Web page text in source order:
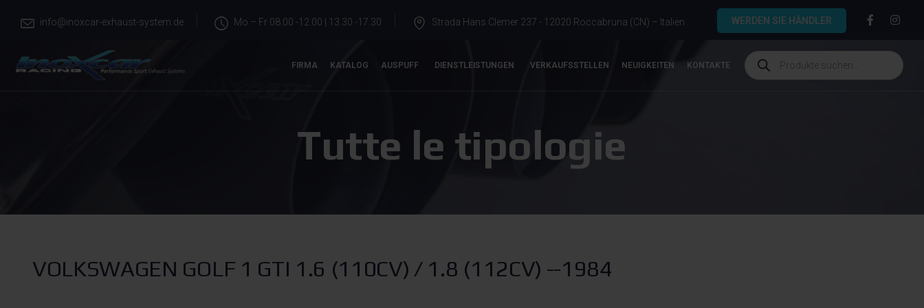
info@inoxcar-exhaust-system.de Mo – Fr 08.00 -12.00 | 13.30 -17.30 Strada Hans Clemer 237 - 12020 Roccabruna (CN) – Italien WERDEN SIE HÄNDLER
FIRMA KATALOG AUSPUFF DIENSTLEISTUNGEN VERKAUFSSTELLEN NEUIGKEITEN KONTAKTE
Tutte le tipologie
VOLKSWAGEN GOLF 1 GTI 1.6 (110CV) / 1.8 (112CV) --1984